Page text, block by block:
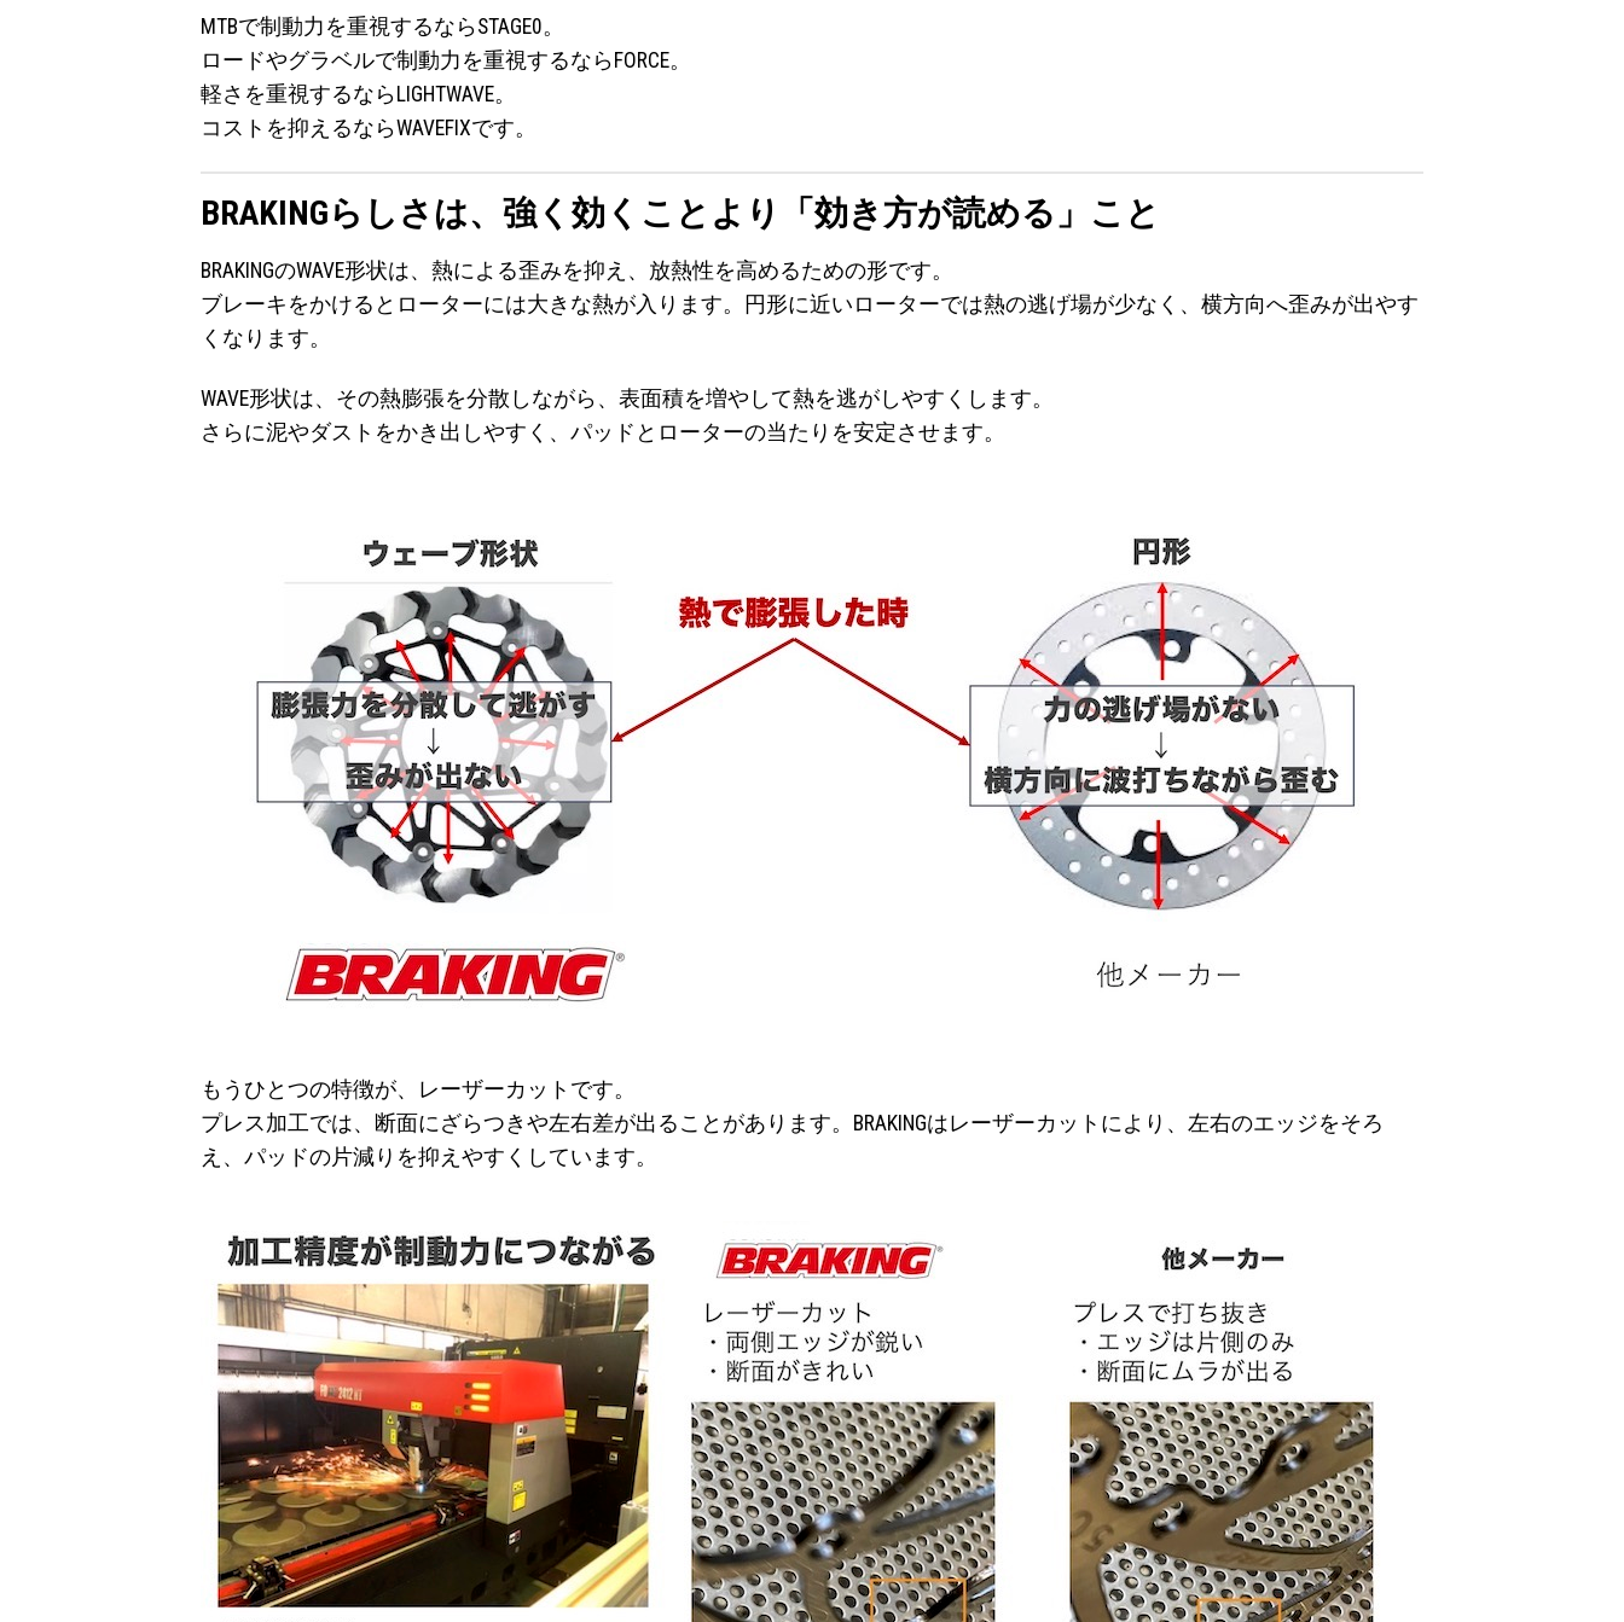
MTBで制動力を重視するならSTAGE0。
ロードやグラベルで制動力を重視するならFORCE。
軽さを重視するならLIGHTWAVE。
コストを抑えるならWAVEFIXです。
BRAKINGらしさは、強く効くことより「効き方が読める」こと
BRAKINGのWAVE形状は、熱による歪みを抑え、放熱性を高めるための形です。
ブレーキをかけるとローターには大きな熱が入ります。円形に近いローターでは熱の逃げ場が少なく、横方向へ歪みが出やす
くなります。
WAVE形状は、その熱膨張を分散しながら、表面積を増やして熱を逃がしやすくします。
さらに泥やダストをかき出しやすく、パッドとローターの当たりを安定させます。
もうひとつの特徴が、レーザーカットです。
プレス加工では、断面にざらつきや左右差が出ることがあります。BRAKINGはレーザーカットにより、左右のエッジをそろ
え、パッドの片減りを抑えやすくしています。